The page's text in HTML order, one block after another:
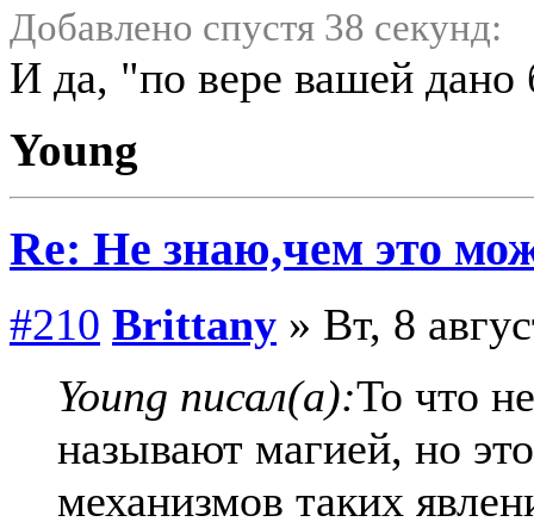
Добавлено спустя 38 секунд:
И да, "по вере вашей дано
Young
Re: Не знаю,чем это
#210 Brittany » Вт, 8
Young писал(а):То что
называют магией, но
механизмов таких